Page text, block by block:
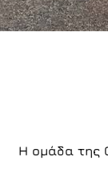
Η ομάδα της